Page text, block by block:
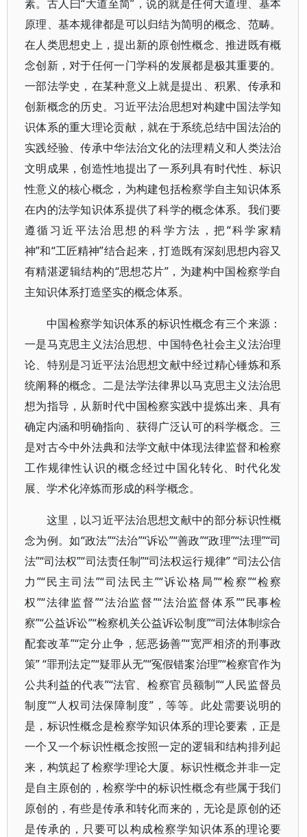
素。古人曰“大道至简”，说的就是任何大道理、基本
原理、基本规律都是可以归结为简明的概念、范畴。
在人类思想史上，提出新的原创性概念、推进既有概
念创新，对于任何一门学科的发展都是极其重要的。
一部法学史，在某种意义上就是提出、积累、传承和
创新概念的历史。习近平法治思想对构建中国法学知
识体系的重大理论贡献，就在于系统总结中国法治的
实践经验、传承中华法治文化的法理精义和人类法治
文明成果，创造性地提出了一系列具有时代性、标识
性意义的核心概念，为构建包括检察学自主知识体系
在内的法学知识体系提供了科学的概念体系。我们要
遵循习近平法治思想的科学方法，把“科学家精
神”和“工匠精神”结合起来，打造既有深刻思想内容又
有精湛逻辑结构的“思想芯片”，为建构中国检察学自
主知识体系打造坚实的概念体系。
中国检察学知识体系的标识性概念有三个来源：
一是马克思主义法治思想、中国特色社会主义法治理
论、特别是习近平法治思想文献中经过精心锤炼和系
统阐释的概念。二是法学法律界以马克思主义法治思
想为指导，从新时代中国检察实践中提炼出来、具有
确定内涵和明确指向、获得广泛认可的科学概念。三
是对古今中外法典和法学文献中体现法律监督和检察
工作规律性认识的概念经过中国化转化、时代化发
展、学术化淬炼而形成的科学概念。
这里，以习近平法治思想文献中的部分标识性概
念为例。如“政法”“法治”“诉讼”“善政”“政理”“法理”“司
法”“司法权”“司法责任制”“司法权运行规律” “司法公信
力”“民主司法”“司法民主”“诉讼格局”“检察”“检察
权”“法律监督”“法治监督”“法治监督体系”“民事检
察”“公益诉讼”“检察机关公益诉讼制度”“司法体制综合
配套改革”“定分止争，惩恶扬善”“宽严相济的刑事政
策” “罪刑法定”“疑罪从无”“冤假错案治理”“检察官作为
公共利益的代表”“法官、检察官员额制”“人民监督员
制度”“人权司法保障制度”，等等。此处需要说明的
是，标识性概念是检察学知识体系的理论要素，正是
一个又一个标识性概念按照一定的逻辑和结构排列起
来，构筑起了检察学理论大厦。标识性概念并非一定
是自主原创的，检察学中的标识性概念有些属于我们
原创的，有些是传承和转化而来的，无论是原创的还
是传承的，只要可以构成检察学知识体系的理论要